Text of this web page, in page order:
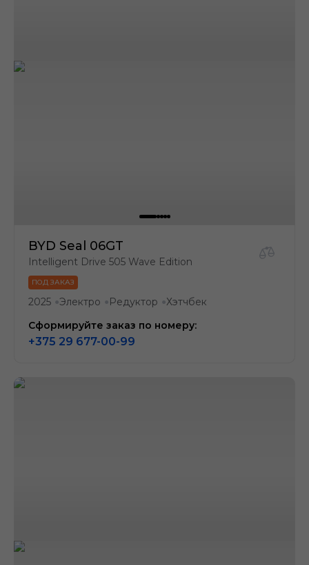
BYD Seal 06GT
Intelligent Drive 505 Wave Edition
ПОД ЗАКАЗ
2025 ●Электро ● Редуктор ●Хэтчбек
Сформируйте заказ по номеру:
+375 29 677-00-99